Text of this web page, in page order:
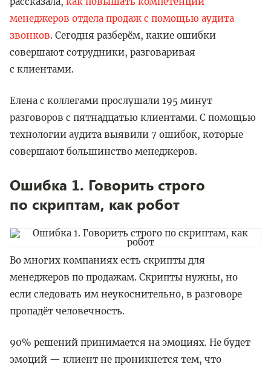
менеджеров отдела продаж с помощью аудита
звонков. Сегодня разберём, какие ошибки
совершают сотрудники, разговаривая
с клиентами.
Елена с коллегами прослушали 195 минут
разговоров с пятнадцатью клиентами. С помощью
технологии аудита выявили 7 ошибок, которые
совершают большинство менеджеров.
Ошибка 1. Говорить строго
по скриптам, как робот
Во многих компаниях есть скрипты для
менеджеров по продажам. Скрипты нужны, но
если следовать им неукоснительно, в разговоре
пропадёт человечность.
90% решений принимается на эмоциях. Не будет
эмоций — клиент не проникнется тем, что